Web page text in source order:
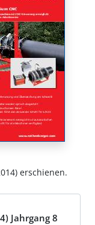
erschienen.
Jahrgang 8